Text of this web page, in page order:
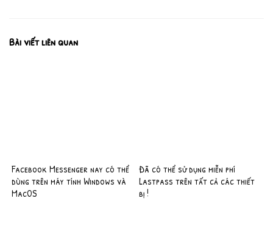
Bài viết liên quan
Facebook Messenger nay có thể
dùng trên máy tính Windows và
MacOS
Đã có thể sử dụng miễn phí
Lastpass trên tất cả các thiết
bị !